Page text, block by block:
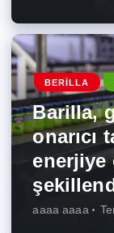
BERILLA
Barilla,
onarıcı
enerjiye
aaaa aaaa